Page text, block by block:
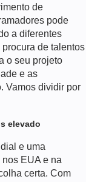
de
pode
a diferentes
de talentos
o seu projeto
e as
Vamos dividir por
elevado
e uma
EUA e na
certa. Com